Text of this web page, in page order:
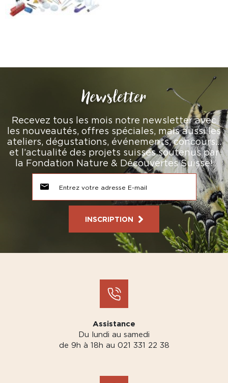
Newsletter
Recevez tous les mois notre newsletter avec
les nouveautés, offres spéciales, mais aussi les
ateliers, dégustations, événements, concours…
et l’actualité des projets suisses soutenus par
la Fondation Nature & Découvertes Suisse!
INSCRIPTION
Assistance
Du lundi au samedi
de 9h à 18h au 021 331 22 38